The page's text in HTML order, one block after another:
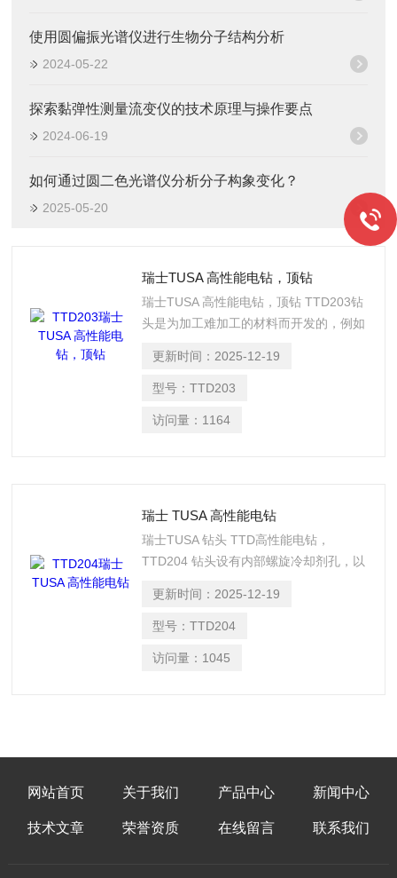
使用圆偏振光谱仪进行生物分子结构分析
2024-05-22
探索黏弹性测量流变仪的技术原理与操作要点
2024-06-19
如何通过圆二色光谱仪分析分子构象变化？
2025-05-20
瑞士TUSA 高性能电钻，顶钻
瑞士TUSA 高性能电钻，顶钻 TTD203钻
头是为加工难加工的材料而开发的，例如
性能和精度进行小直径钻削。
更新时间： 2025-12-19
型号：TTD203
访问量： 1164
瑞士 TUSA 高性能电钻
瑞士TUSA 钻头 TTD高性能电钻，
TTD204 钻头设有内部螺旋冷却剂孔，以
尺寸（直径小于2.4 mm）下也能排屑，
钻头的刀柄上有一个“冷却室”，可增加制
更新时间： 2025-12-19
型号：TTD204
访问量： 1045
网站首页 关于我们 产品中心 新闻中心
技术文章 荣誉资质 在线留言 联系我们